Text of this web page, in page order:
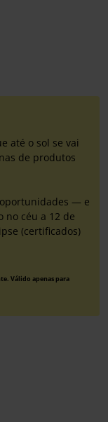
até o sol se vai
de produtos
oportunidades — e
no céu a 12 de
(certificados)
Válido apenas para